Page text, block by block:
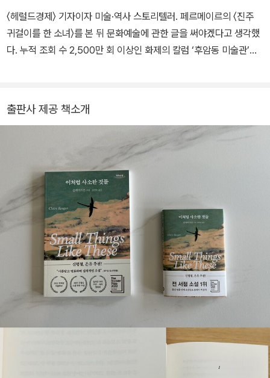
〈헤럴드경제〉 기자이자 미술·역사 스토리텔러. 페르메이르의 〈진주
귀걸이를 한 소녀〉를 본 뒤 문화예술에 관한 글을 써야겠다고 생각했
다. 누적 조회 수 2,500만 회 이상인 화제의 칼럼 ‘후암동 미술관’을
이라는 그림》 《마흔에 보는 그림》 《무서운 그림들》 《결정적 그림》
《사적이고 지적인 미술관》 《하룻밤 미술관》이 있다.
출판사 제공 책소개